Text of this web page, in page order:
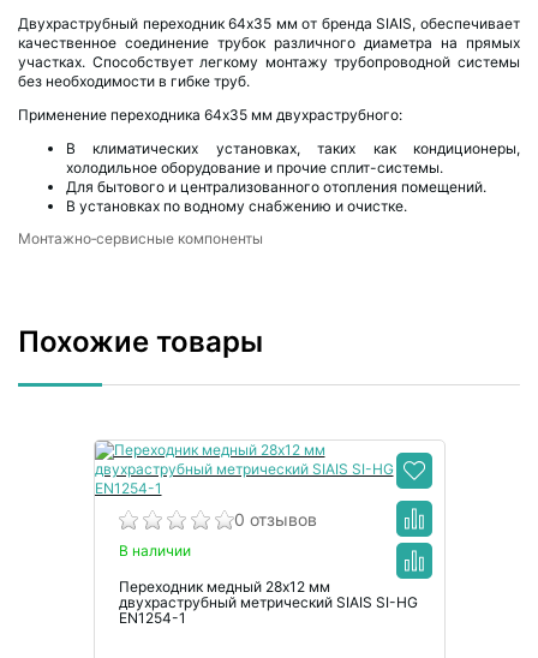
Двухраструбный переходник 64х35 мм от бренда SIAIS, обеспечивает
качественное соединение трубок различного диаметра на прямых
участках. Способствует легкому монтажу трубопроводной системы
без необходимости в гибке труб.
Применение переходника 64х35 мм двухраструбного:
В климатических установках, таких как кондиционеры,
холодильное оборудование и прочие сплит-системы.
Для бытового и централизованного отопления помещений.
В установках по водному снабжению и очистке.
Монтажно‑сервисные компоненты
Похожие товары
0 отзывов
В наличии
Переходник медный 28х12 мм
двухраструбный метрический SIAIS SI-HG
EN1254-1